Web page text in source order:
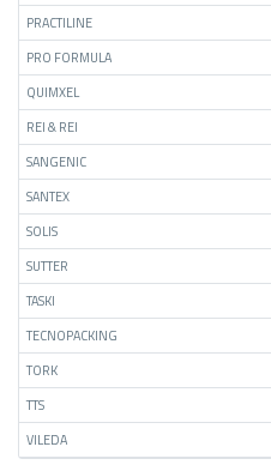
PRACTILINE
PRO FORMULA
QUIMXEL
REI & REI
SANGENIC
SANTEX
SOLIS
SUTTER
TASKI
TECNOPACKING
TORK
TTS
VILEDA